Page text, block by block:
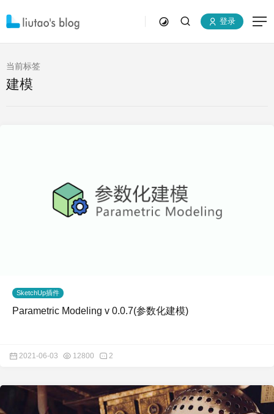
登录
当前标签
建模
SketchUp插件
Parametric Modeling v 0.0.7(参数化建模)
2021-06-03 12800 2